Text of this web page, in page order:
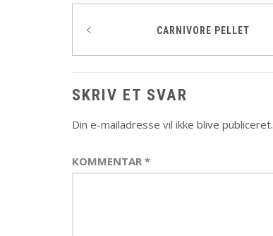
Indlægsnavigation
CARNIVORE PELLET
SKRIV ET SVAR
Din e-mailadresse vil ikke blive publiceret.
KOMMENTAR *